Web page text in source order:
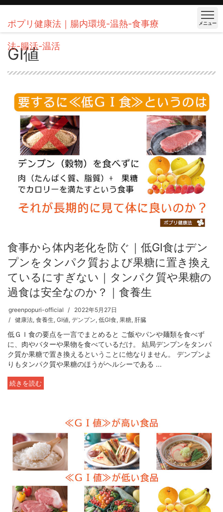
ポプリ健康法｜腸内環境-温熱-食事療
法-腸活-温活
メニュー
GI値
食事から体内老化を防ぐ｜低GI食はデン
プンをタンパク質および果糖に置き換え
ているにすぎない｜タンパク質や果糖の
過食は安全なのか？｜食養生
greenpopuri-official
2022年5月27日
健康法, 食養生, GI値, デンプン, 低GI食, 果糖, 肝臓
低ＧＩ食の要点を一言でまとめると ご飯やパンや麺類を食べず
に、肉やバターや果物を食べているだけ。 結局デンプンをタンパ
ク質か果糖で置き換えるということに他なりません。 デンプンよ
りもタンパク質や果糖のほうがヘルシーである ...
続きを読む